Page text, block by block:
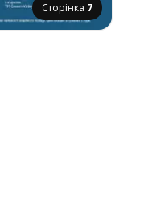
Сторінка 7